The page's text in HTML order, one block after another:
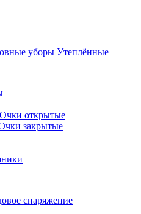
Утеплённые
Очки открытые
закрытые
снаряжение